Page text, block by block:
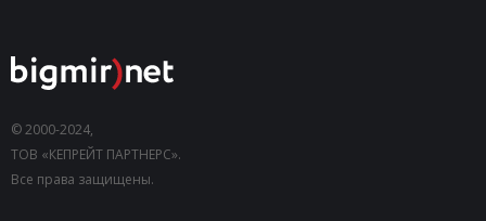
© 2000-2024,
ТОВ «КЕПРЕЙТ ПАРТНЕРС».
Все права защищены.